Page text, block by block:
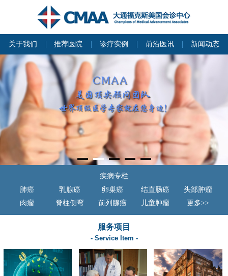
关于我们 推荐医院 诊疗实例 前沿医讯 新闻动态
疾病专栏
肺癌
乳腺癌 卵巢癌 结直肠癌
头部肿瘤
肉瘤
脊柱侧弯 前列腺癌 儿童肿瘤 更多>>
服务项目
- Service Item -